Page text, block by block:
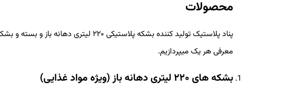
محصولات
معرفی هر یک میپردازیم.
بشكه های ۲۲۰ لیتری دهانه باز (ویژه مواد غذایی)